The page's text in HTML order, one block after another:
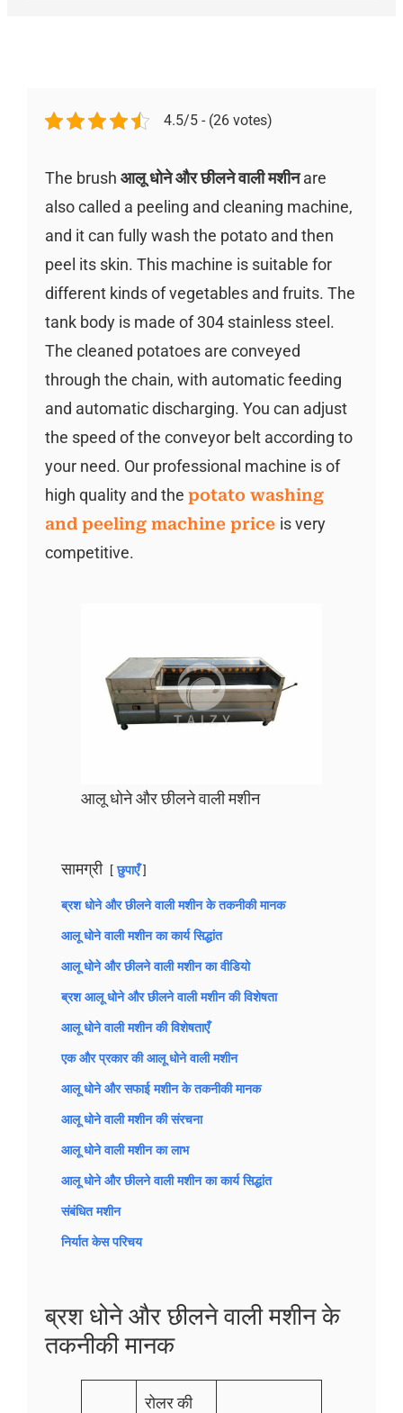
4.5/5 - (26 votes)
The brush आलू धोने और छीलने वाली मशीनare
also called a peeling and cleaning machine,
and it can fully wash the potato and then
peel its skin. This machine is suitable for
different kinds of vegetables and fruits. The
tank body is made of 304 stainless steel.
The cleaned potatoes are conveyed
through the chain, with automatic feeding
and automatic discharging. You can adjust
the speed of the conveyor belt according to
your need. Our professional machine is of
high quality and the potato washing
and peeling machine price is very
competitive.
आलू धोने और छीलने वाली मशीन
सामग्री छुपाएँ
ब्रश धोने और छीलने वाली मशीन के तकनीकी मानक
आलू धोने वाली मशीन का कार्य सिद्धांत
आलू धोने और छीलने वाली मशीन का वीडियो
ब्रश आलू धोने और छीलने वाली मशीन की विशेषता
आलू धोने वाली मशीन की विशेषताएँ
एक और प्रकार की आलू धोने वाली मशीन
आलू धोने और सफाई मशीन के तकनीकी मानक
आलू धोने वाली मशीन की संरचना
आलू धोने वाली मशीन का लाभ
आलू धोने और छीलने वाली मशीन का कार्य सिद्धांत
संबंधित मशीन
निर्यात केस परिचय
ब्रश धोने और छीलने वाली मशीन के
तकनीकी मानक
रोलर की